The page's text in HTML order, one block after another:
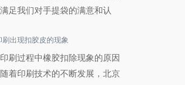
足我们对手提袋的满意和认
业有很多...
刷出现扣胶皮的现象
刷过程中橡胶扣除现象的原因
着印刷技术的不断发展，北京